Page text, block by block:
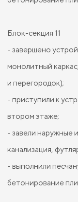
Блок-секция 11
- завершено
монолитный
и перегородок);
- приступили к
втором этаже;
- завели наружные
канализация,
- выполнили
бетонирование